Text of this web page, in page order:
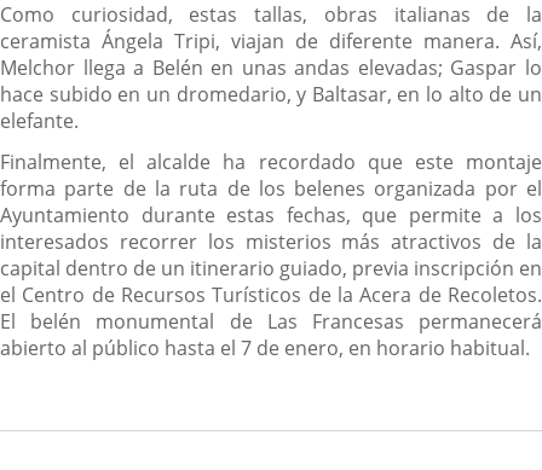
Como curiosidad, estas tallas, obras italianas de la
ceramista Ángela Tripi, viajan de diferente manera. Así,
Melchor llega a Belén en unas andas elevadas; Gaspar lo
hace subido en un dromedario, y Baltasar, en lo alto de un
elefante.
Finalmente, el alcalde ha recordado que este montaje
forma parte de la ruta de los belenes organizada por el
Ayuntamiento durante estas fechas, que permite a los
interesados recorrer los misterios más atractivos de la
capital dentro de un itinerario guiado, previa inscripción en
el Centro de Recursos Turísticos de la Acera de Recoletos.
El belén monumental de Las Francesas permanecerá
abierto al público hasta el 7 de enero, en horario habitual.